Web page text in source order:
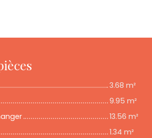
3.68 m²
9.95 m²
13.56 m²
1.34 m²